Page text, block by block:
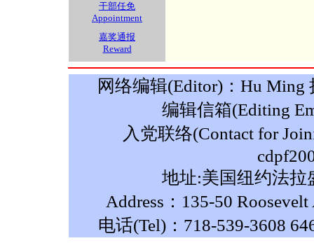
干部任免
Appointment
嘉奖通报
Reward
网络编辑(Editor)：Hu Ming
编辑信箱(Editing
入党联络(Contact for
地址:美国纽约法拉
Address：135-50
电话(Tel)：718-539-3608